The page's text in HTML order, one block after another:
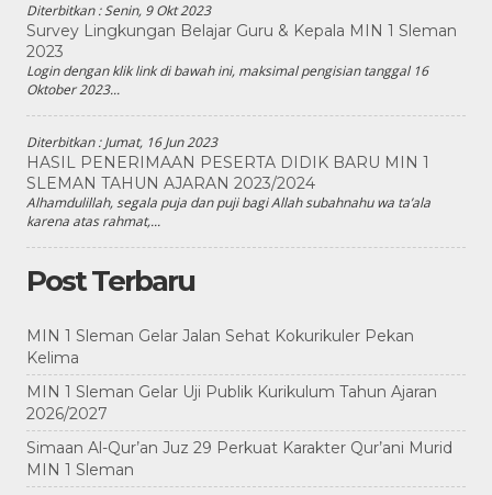
Diterbitkan :Senin, 9 Okt 2023
Survey Lingkungan Belajar Guru & Kepala MIN 1 Sleman
2023
Login dengan klik link di bawah ini, maksimal pengisian tanggal 16
Oktober 2023...
Diterbitkan :Jumat, 16 Jun 2023
HASIL PENERIMAAN PESERTA DIDIK BARU MIN 1
SLEMAN TAHUN AJARAN 2023/2024
Alhamdulillah, segala puja dan puji bagi Allah subahnahu wa ta’ala
karena atas rahmat,...
Post Terbaru
MIN 1 Sleman Gelar Jalan Sehat Kokurikuler Pekan
Kelima
MIN 1 Sleman Gelar Uji Publik Kurikulum Tahun Ajaran
2026/2027
Simaan Al-Qur’an Juz 29 Perkuat Karakter Qur’ani Murid
MIN 1 Sleman